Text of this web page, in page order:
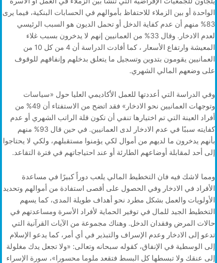
الواحدة أو بين الزملاء للاحتفاظ بأموالهم في الحسابات البنكية، فيما يرى
83% منهم أن عدم كفاية الدخل أو تحمل الديون هو السبب الرئيسي
لعدم الادخار. وقال 33% من العمانيين إنهم لا يدخرون بسبب غلاء
المعيشة وارتفاع الأسعار ، كما أفادت الدراسة أن 4 من كل 10 من
العمانيين يقومون بتدوين وتسجيل ما يتعلق بدخلهم وإنفاقهم للوقوف
على وضعهم المالي الشهري.
وفي الدراسة التي أعددتها للعمل الأكاديمي العليا حول «سياسات
وتوجهات العمانيين نحو الادخار» فقد اتضح من الاستفتاء أن 49% من
أفراد العينة التي تم اختيارها تنفي أن تكون قلة الراتب الشهري أو عدم
كفايته سببًا في عدم الادخار لدى العمانيين. في حين قال 93% منهم
بأنهم يدخرون ما لديهم من أموال لكي يؤمنوا مستقبلهم، ولكي لا يحتاجوا
إلى أحد لمقابلة أوضاعهم الطارئة أو عند احتياجاتهم في فترة التقاعد.
ومما لاشك فيه فان التخطيط المالي يلعب دوراً كبيرًا في مساعدة
الأفراد في الادخار وفي الحصول على أقصى استفادة من أموالهم وتحديد
الأولويات والعمل بشكل مطرد نحو أهداف طويلة المدى، كما يسهم
التخطيط الجيد للمال في توفير الحماية لأفراد الأسرة ومساعدتهم في
حالات المرض وفقدان الدخل. وهناك مجموعة من الآيات القرآنية التي
تدعو إلى الادخار وعدم الإسراف والتبذير في أي أمر، كما يدعو الإسلام
إلى الوسطية في الإنفاق، كقوله سبحانه وتعالى: «ولا تجعل يدك مغلولة
إلى عنقك ولا تبسطها كل البسط فتقعد ملوما محسورا»، سورة الإسراء